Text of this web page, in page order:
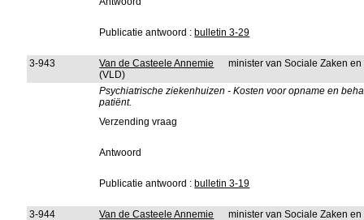
Publicatie antwoord : bulletin 3-29
3-943
Van de Casteele Annemie
(VLD)
minister van Sociale Zaken
Psychiatrische ziekenhuizen - Kosten voor opname en
patiënt.
Verzending vraag
Antwoord
Publicatie antwoord : bulletin 3-19
3-944
Van de Casteele Annemie
minister van Sociale Zaken